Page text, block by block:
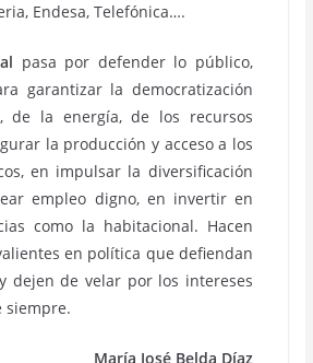
Endesa, Telefónica….
pasa por defender lo público,
garantizar la democratización
de la energía, de los recursos
la producción y acceso a los
en impulsar la diversificación
empleo digno, en invertir en
como la habitacional. Hacen
en política que defiendan
dejen de velar por los intereses
siempre.
María José Belda Díaz